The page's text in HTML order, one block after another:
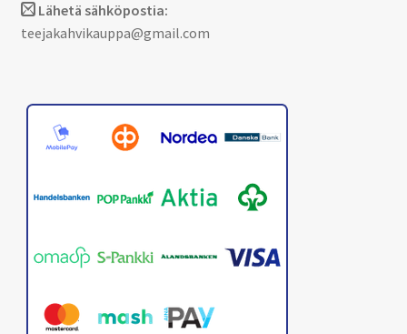
Lähetä sähköpostia:
teejakahvikauppa@gmail.com